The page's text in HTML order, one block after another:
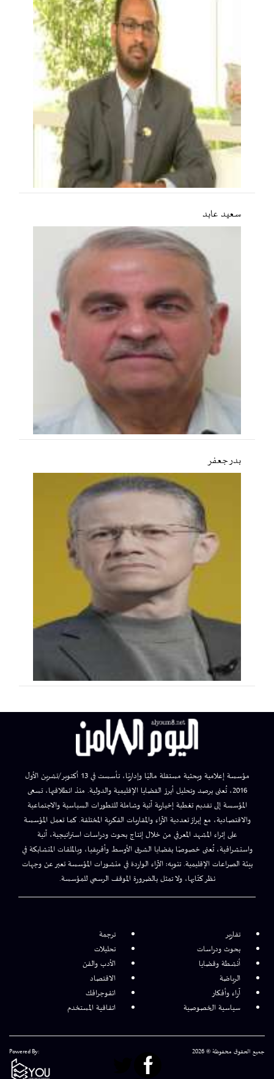
سعید عابد
بدر جعفر
مؤسسة إعلامية وبحثية مستقلة ماليًا وإداريًا، تأسست في 13 أكتوبر/تشرين الأول
2016، تُعنى برصد وتحليل أبرز القضايا الإقليمية والدولية. منذ انطلاقتها، تسعى
المؤسسة إلى تقديم تغطية إخبارية آنية وشاملة للتطورات السياسية والاجتماعية
والاقتصادية، مع إبراز تعددية الآراء والمقاربات الفكرية المختلفة. كما تعمل المؤسسة
على إثراء المشهد المعرفي من خلال إنتاج بحوث ودراسات استراتيجية، آنية
واستشرافية، تُعنى خصوصًا بقضايا الشرق الأوسط وأفريقيا، وبالملفات المتشابكة في
بيئة الصراعات الإقليمية. تنويه: الآراء الواردة في منشورات المؤسسة تعبر عن وجهات
نظر كتّابها، ولا تمثل بالضرورة الموقف الرسمي للمؤسسة.
تقارير
ترجمة
بحوث ودراسات
تحليلات
أنشطة وقضايا
الأدب والفن
الرياضة
الاقتصاد
آراء وأفكار
انفوجرافك
سياسية الخصوصية
اتفاقية المستخدم
جميع الحقوق محفوظة © 2026 Powered By: